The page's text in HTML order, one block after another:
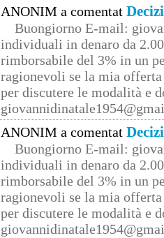
ANONIM a comentat
Buongiorno E-mail:
individuali in denaro da
rimborsabile del 3% in un
ragionevoli se la mia
per discutere le modalità e
ANONIM a comentat
Buongiorno E-mail:
individuali in denaro da
rimborsabile del 3% in un
ragionevoli se la mia
per discutere le modalità e